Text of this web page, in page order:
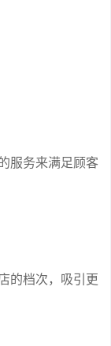
服务来满足顾客
的档次，吸引更